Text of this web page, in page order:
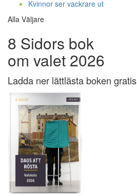
Kvinnor ser vackrare ut
Alla Väljare
8 Sidors bok
om valet 2026
Ladda ner lättlästa boken gratis